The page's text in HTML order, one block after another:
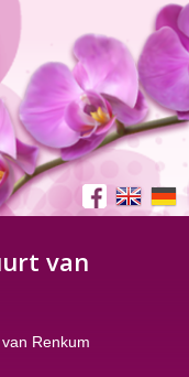
van
Renkum